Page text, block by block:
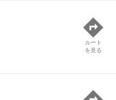
ルート
を見る